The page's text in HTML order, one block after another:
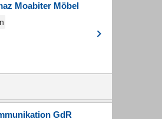
Moabiter Möbel
GdR